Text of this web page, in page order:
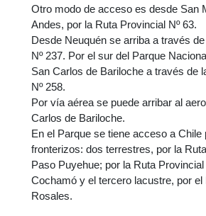
Otro modo de acceso es desde San
Andes, por la Ruta Provincial Nº 63.
Desde Neuquén se arriba a través
Nº 237. Por el sur del Parque
San Carlos de Bariloche a través de
Nº 258.
Por vía aérea se puede arribar al
Carlos de Bariloche.
En el Parque se tiene acceso a Chile
fronterizos: dos terrestres, por la
Paso Puyehue; por la Ruta
Cochamó y el tercero lacustre, por el
Rosales.